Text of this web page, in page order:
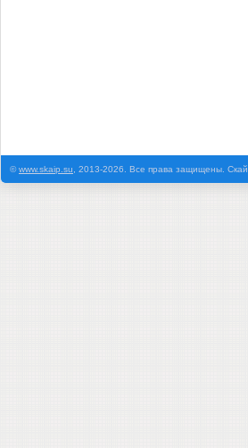
©www.skaip.su , 2013-2026. Все права защищены.